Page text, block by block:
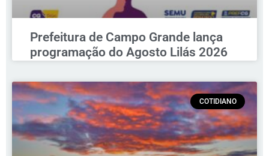
Prefeitura de Campo Grande lança
programação do Agosto Lilás 2026
COTIDIANO